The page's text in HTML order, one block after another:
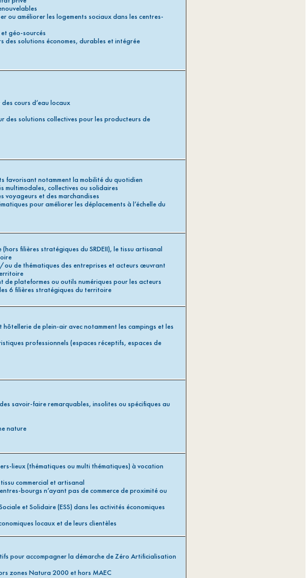
améliorer les logements sociaux dans les centres-
géo-sourcés
des solutions économes, durables et intégrée
cours d’eau locaux
des solutions collectives pour les producteurs de
favorisant notamment la mobilité du quotidien
multimodales, collectives ou solidaires
voyageurs et des marchandises
pour améliorer les déplacements à l’échelle du
filières stratégiques du SRDEII), le tissu artisanal
de thématiques des entreprises et acteurs œuvrant
de plateformes ou outils numériques pour les acteurs
6 filières stratégiques du territoire
de plein-air avec notamment les campings et les
professionnels (espaces réceptifs, espaces de
savoir-faire remarquables, insolites ou spécifiques au
nature
lieux (thématiques ou multi thématiques) à vocation
commercial et artisanal
bourgs n’ayant pas de commerce de proximité ou
et Solidaire (ESS) dans les activités économiques
locaux et de leurs clientèles
pour accompagner la démarche de Zéro Artificialisation
zones Natura 2000 et hors MAEC